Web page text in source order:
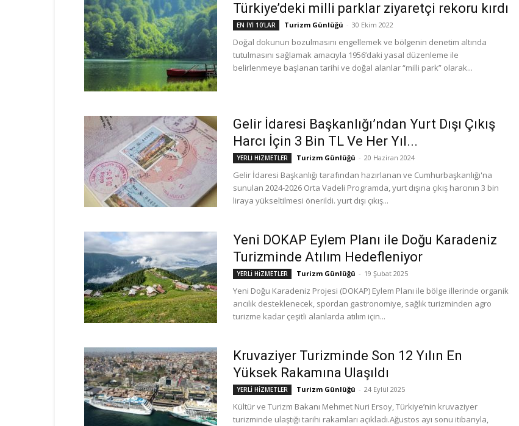
Türkiye’deki milli parklar ziyaretçi rekoru kırdı
EN İYİ 10'LAR Turizm Günlüğü - 30 Ekim 2022
Doğal dokunun bozulmasını engellemek ve bölgenin denetim altında
tutulmasını sağlamak amacıyla 1956’daki yasal düzenleme ile
belirlenmeye başlanan tarihi ve doğal alanlar “milli park” olarak...
Gelir İdaresi Başkanlığı’ndan Yurt Dışı Çıkış
Harcı İçin 3 Bin TL Ve Her Yıl...
YERLİ HİZMETLER Turizm Günlüğü - 20 Haziran 2024
Gelir İdaresi Başkanlığı tarafından hazırlanan ve Cumhurbaşkanlığı'na
sunulan 2024-2026 Orta Vadeli Programda, yurt dışına çıkış harcının 3 bin
liraya yükseltilmesi önerildi. yurt dışı çıkış...
Yeni DOKAP Eylem Planı ile Doğu Karadeniz
Turizminde Atılım Hedefleniyor
YERLİ HİZMETLER Turizm Günlüğü - 19 Şubat 2025
Yeni Doğu Karadeniz Projesi (DOKAP) Eylem Planı ile bölge illerinde organik
arıcılık desteklenecek, spordan gastronomiye, sağlık turizminden agro
turizme kadar çeşitli alanlarda atılım için...
Kruvaziyer Turizminde Son 12 Yılın En
Yüksek Rakamına Ulaşıldı
YERLİ HİZMETLER Turizm Günlüğü - 24 Eylül 2025
Kültür ve Turizm Bakanı Mehmet Nuri Ersoy, Türkiye’nin kruvaziyer
turizminde ulaştığı tarihi rakamları açıkladı.Ağustos ayı sonu itibarıyla,